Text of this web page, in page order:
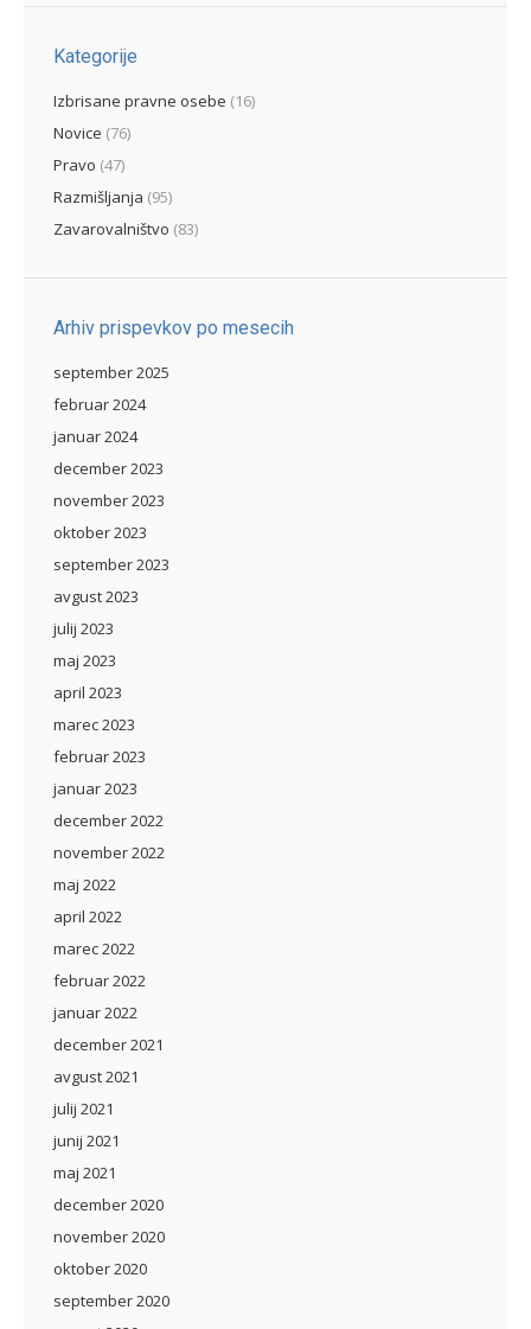
Kategorije
Izbrisane pravne osebe (16)
Novice (76)
Pravo (47)
Razmišljanja (95)
Zavarovalništvo (83)
Arhiv prispevkov po mesecih
september 2025
februar 2024
januar 2024
december 2023
november 2023
oktober 2023
september 2023
avgust 2023
julij 2023
maj 2023
april 2023
marec 2023
februar 2023
januar 2023
december 2022
november 2022
maj 2022
april 2022
marec 2022
februar 2022
januar 2022
december 2021
avgust 2021
julij 2021
junij 2021
maj 2021
december 2020
november 2020
oktober 2020
september 2020